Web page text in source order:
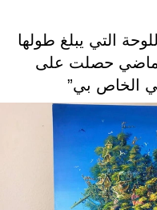
التي يبلغ طولها
الماضي حصلت على
الخاص بي”